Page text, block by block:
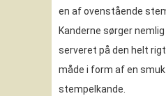
en af ovenstående
Kanderne sørger
serveret på den helt
måde i form af en
stempelkande.